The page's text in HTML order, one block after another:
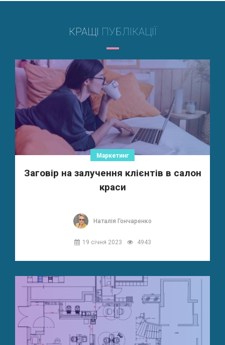
КРАЩІ ПУБЛІКАЦІЇ
Маркетинг
Заговір на залучення клієнтів в салон
краси
Наталія Гончаренко
19 січня 2023 4943